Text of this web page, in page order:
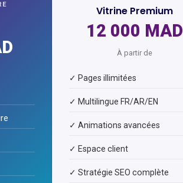
Vitrine Premium
12 000 MAD
À partir de
✓ Pages illimitées
✓ Multilingue FR/AR/EN
✓ Animations avancées
✓ Espace client
✓ Stratégie SEO complète